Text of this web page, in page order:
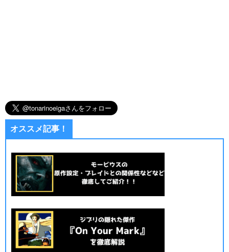
オススメ記事！